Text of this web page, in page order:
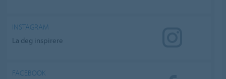
INSTAGRAM
La deg inspirere
FACEBOOK